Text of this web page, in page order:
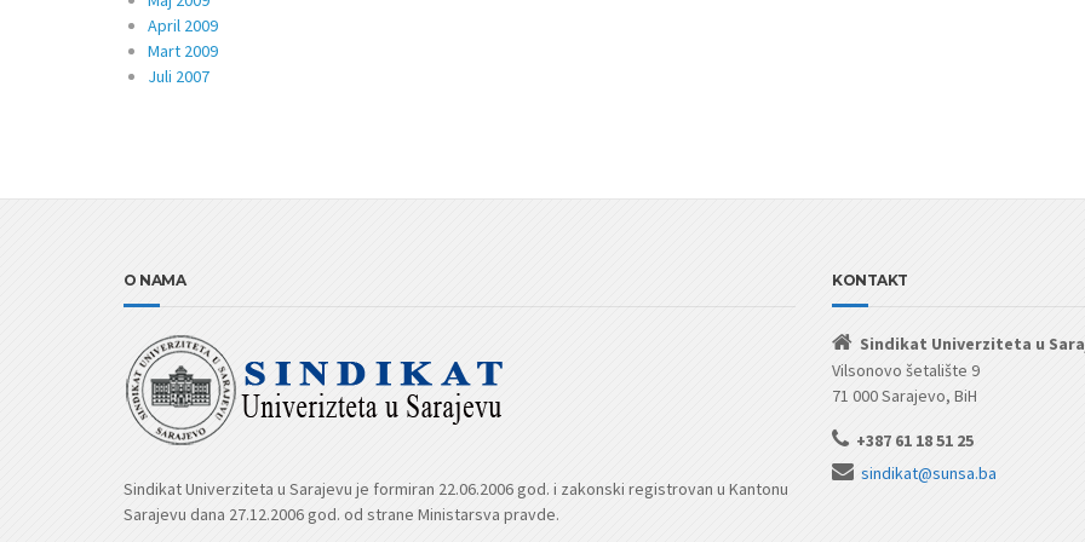
April 2009
Mart 2009
Juli 2007
O NAMA
Sindikat Univerziteta u Sarajevu je formiran 22.06.2006 god. i zakonski registrovan u Kantonu
Sarajevu dana 27.12.2006 god. od strane Ministarsva pravde.
KONTAKT
Sindikat Univerziteta u
Vilsonovo šetalište 9
71 000 Sarajevo, BiH
+387 61 18 51 25
sindikat@sunsa.ba